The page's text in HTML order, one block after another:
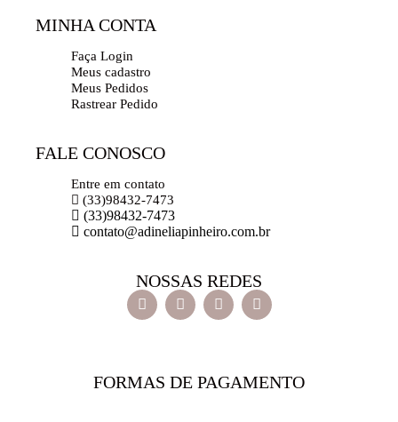
MINHA CONTA
Faça Login
Meus cadastro
Meus Pedidos
Rastrear Pedido
FALE CONOSCO
Entre em contato
(33)98432-7473
(33)98432-7473
contato@adineliapinheiro.com.br
NOSSAS REDES
FORMAS DE PAGAMENTO